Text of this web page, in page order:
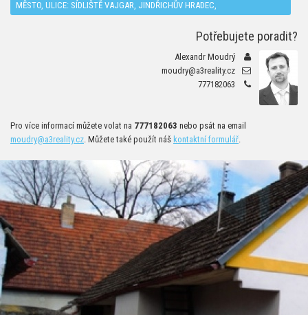
MĚSTO, ULICE: SÍDLIŠTĚ VAJGAR, JINDŘICHŮV HRADEC,
Potřebujete poradit?
Alexandr Moudrý
moudry@a3reality.cz
777182063
Pro více informací můžete volat na 777182063 nebo psát na email
moudry@a3reality.cz . Můžete také použít náš kontaktní formulář